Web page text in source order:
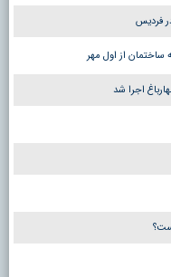
فردیس
ساختمان از اول مهر
اجرا شد